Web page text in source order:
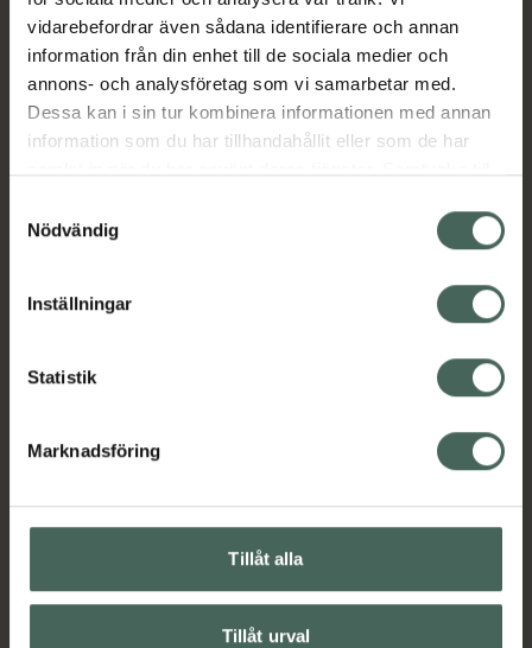
vidarebefordrar även sådana identifierare och annan
information från din enhet till de sociala medier och
annons- och analysföretag som vi samarbetar med.
Dessa kan i sin tur kombinera informationen med annan
information som du har tillhandahållit eller som de har
återkalla ditt samtycke via webbplatsens
cookieinställningar. Ett återkallat samtycke påverkar inte
lagligheten av behandling som skett innan återkallelsen.
Nödvändig
Inställningar
Statistik
Marknadsföring
Tillåt alla
Tillåt urval
Näringsdryck och nutritionProteinpulver
Proteinpulver ProteinpulverProteinpulver
Innehåll Visa
Visa
Kost och hälsa
Proteinpulver
Proteinpulver
Proteinpulver